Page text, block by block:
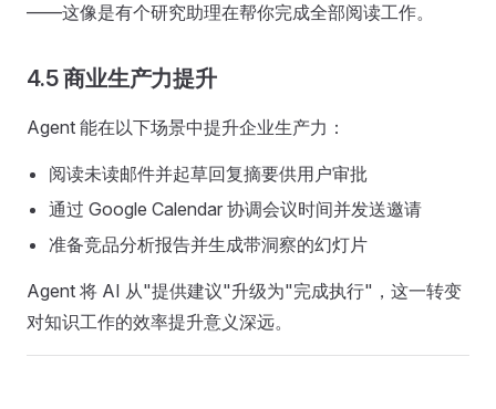
——这像是有个研究助理在帮你完成全部阅读工作。
4.5 商业生产力提升
Agent 能在以下场景中提升企业生产力：
阅读未读邮件并起草回复摘要供用户审批
通过 Google Calendar 协调会议时间并发送邀请
准备竞品分析报告并生成带洞察的幻灯片
Agent 将 AI 从"提供建议"升级为"完成执行"，这一转变
对知识工作的效率提升意义深远。